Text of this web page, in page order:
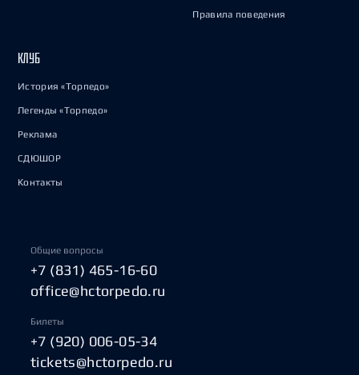
Правила поведения
КЛУБ
История «Торпедо»
Легенды «Торпедо»
Реклама
СДЮШОР
Контакты
Общие вопросы
+7 (831) 465-16-60
office@hctorpedo.ru
Билеты
+7 (920) 006-05-34
tickets@hctorpedo.ru